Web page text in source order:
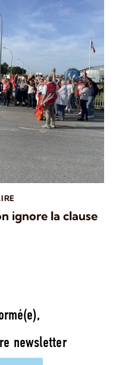
ignore la clause
newsletter